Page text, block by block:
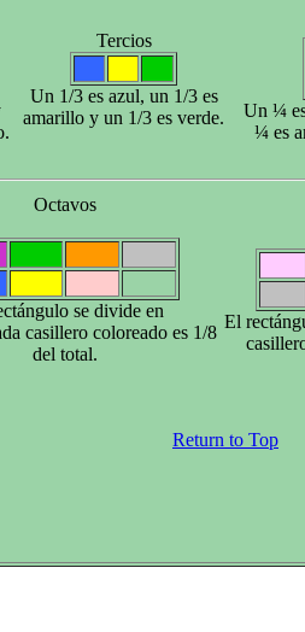
Tercios
Un 1/3 es azul, un 1/3 es
amarillo y un 1/3 es verde.
Un ¼
¼ es
Octavos
se divide en
casillero coloreado es 1/8
del total.
El
Return to Top